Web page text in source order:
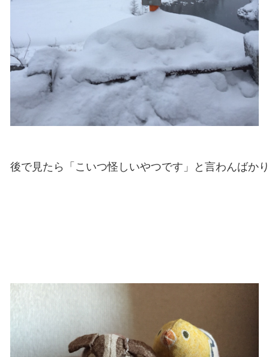
後で見たら「こいつ怪しいやつです」と言わんばか